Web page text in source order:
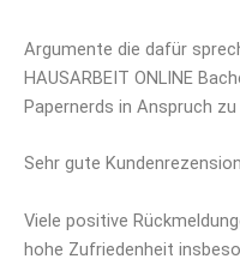
Argumente die dafür
HAUSARBEIT ONLINE
Papernerds in Anspruch zu
Sehr gute
Viele positive
hohe Zufriedenheit